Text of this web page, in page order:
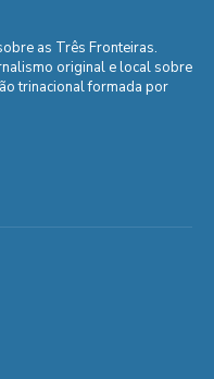
as Três Fronteiras.
original e local sobre
trinacional formada por